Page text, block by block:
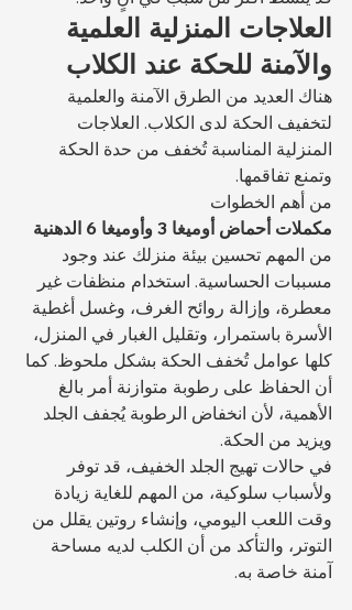
العلاجات المنزلية العلمية
والآمنة للحكة عند الكلاب
هناك العديد من الطرق الآمنة والعلمية
لتخفيف الحكة لدى الكلاب. العلاجات
المنزلية المناسبة تُخفف من حدة الحكة
وتمنع تفاقمها.
من أهم الخطوات
مكملات أحماض أوميغا 3 وأوميغا 6 الدهنية
من المهم تحسين بيئة منزلك عند وجود
مسببات الحساسية. استخدام منظفات غير
معطرة، وإزالة روائح الغرف، وغسل أغطية
الأسرة باستمرار، وتقليل الغبار في المنزل،
كلها عوامل تُخفف الحكة بشكل ملحوظ. كما
أن الحفاظ على رطوبة متوازنة أمر بالغ
الأهمية، لأن انخفاض الرطوبة يُجفف الجلد
ويزيد من الحكة.
في حالات تهيج الجلد الخفيف، قد توفر
ولأسباب سلوكية، من المهم للغاية زيادة
وقت اللعب اليومي، وإنشاء روتين يقلل من
التوتر، والتأكد من أن الكلب لديه مساحة
آمنة خاصة به.